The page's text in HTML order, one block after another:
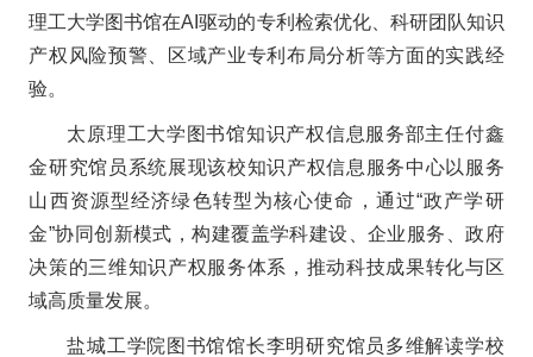
理工大学图书馆在AI驱动的专利检索优化、科研团队知识
产权风险预警、区域产业专利布局分析等方面的实践经
验。
太原理工大学图书馆知识产权信息服务部主任付鑫
金研究馆员系统展现该校知识产权信息服务中心以服务
山西资源型经济绿色转型为核心使命，通过“政产学研
金”协同创新模式，构建覆盖学科建设、企业服务、政府
决策的三维知识产权服务体系，推动科技成果转化与区
域高质量发展。
盐城工学院图书馆馆长李明研究馆员多维解读学校